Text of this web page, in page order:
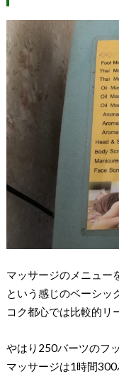
マッサージのメニュー
という感じのベーシッ
コク都心では比較的リ
やはり250バーツのフ
マッサージは1時間